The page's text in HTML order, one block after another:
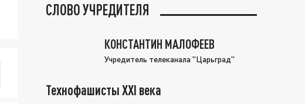
СЛОВО УЧРЕДИТЕЛЯ
КОНСТАНТИН МАЛОФЕЕВ
Учредитель телеканала "Царьград"
Технофашисты XXI века